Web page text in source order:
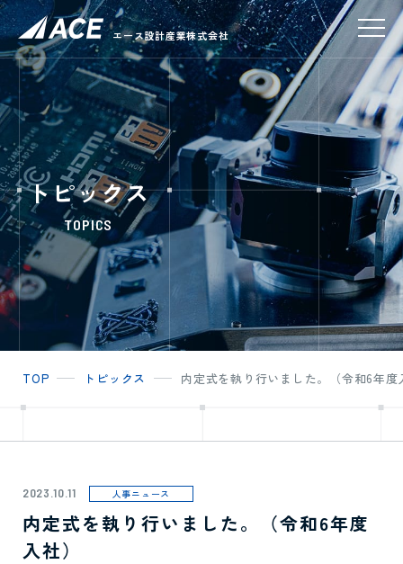
エース設計産業株式会社
トピックス
TOPICS
TOP トピックス 内定式を執り行いました。（令和6年度
2023.10.11 人事ニュース
内定式を執り行いました。（令和6年度
入社）